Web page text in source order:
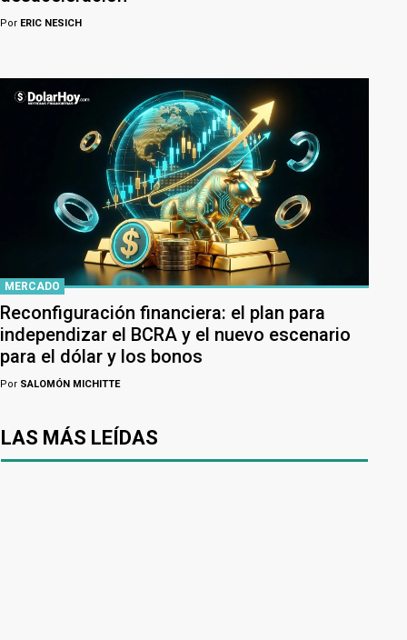
Por ERIC NESICH
MERCADO
Reconfiguración financiera: el plan para
independizar el BCRA y el nuevo escenario
para el dólar y los bonos
Por SALOMÓN MICHITTE
LAS MÁS LEÍDAS